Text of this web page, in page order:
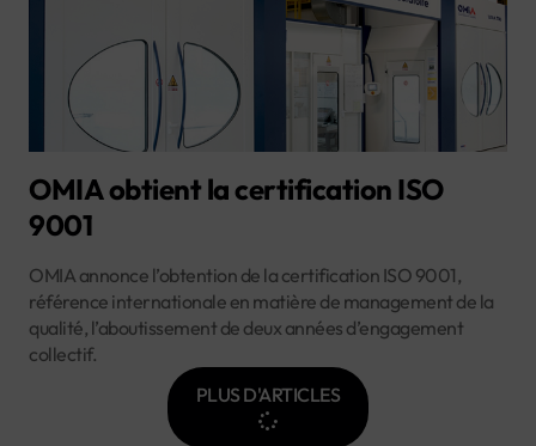
OMIA obtient la certification ISO
9001
OMIA annonce l’obtention de la certification ISO 9001,
référence internationale en matière de management de la
qualité, l’aboutissement de deux années d’engagement
collectif.
PLUS D'ARTICLES